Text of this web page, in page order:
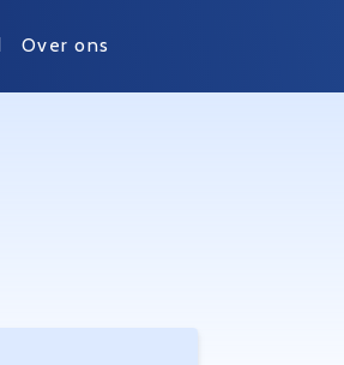
Over ons